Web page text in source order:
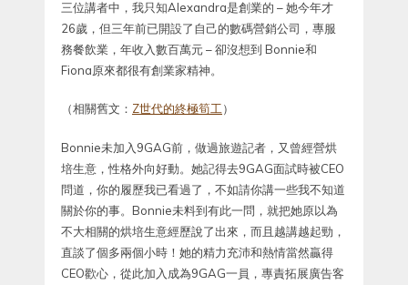
三位講者中，我只知Alexandra是創業的 – 她今年才
26歲，但三年前已開設了自己的數碼營銷公司，專服
務餐飲業，年收入數百萬元 – 卻沒想到 Bonnie和
Fiona原來都很有創業家精神。
（相關舊文： Z世代的終極筍工）
Bonnie未加入9GAG前，做過旅遊記者，又曾經營烘
培生意，性格外向好動。她記得去9GAG面試時被CEO
問道，你的履歷我已看過了，不如請你講一些我不知道
關於你的事。Bonnie未料到有此一問，就把她原以為
不大相關的烘培生意經歷說了出來，而且越講越起勁，
直談了個多兩個小時！她的精力充沛和熱情當然贏得
CEO歡心，從此加入成為9GAG一員，專責拓展廣告客